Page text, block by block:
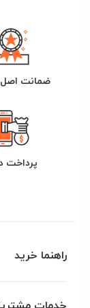
شناخته می
گروه های
سیاه و ساده
خرید رینگ
خرید رینگ
صفحه رینگ
رینگ فابریک
های ساده و
خرید رینگ
ضمانت اصل
پرداخت
راهنما خرید